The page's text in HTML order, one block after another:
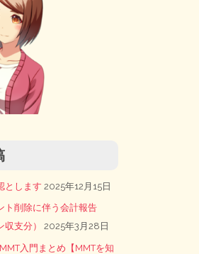
とします 2025年12月15日
ト削除に伴う会計報告
収支分）
2025年3月28日
入門まとめ【MMTを知